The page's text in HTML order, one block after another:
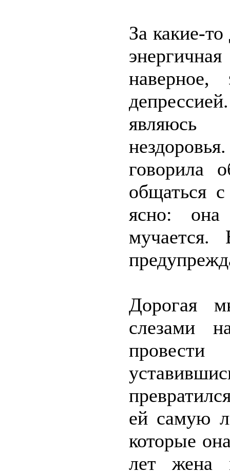
За какие-
наверное,
являюсь
говорила
общаться
ясно: она
Дорогая
слезами
ей самую
которые
лет жена